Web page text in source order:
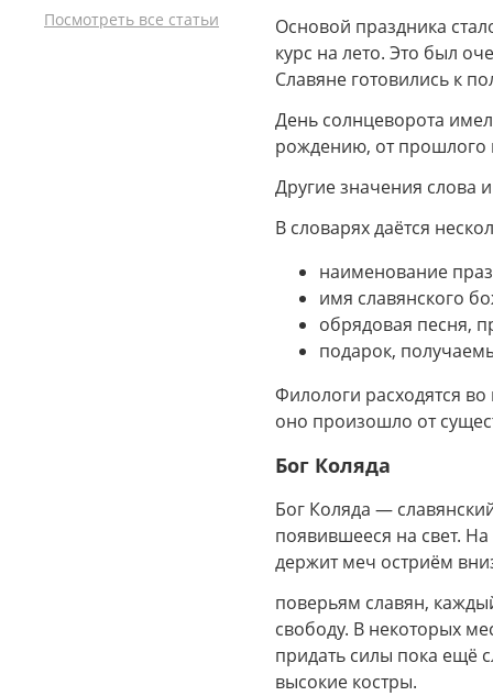
Посмотреть все статьи
Основой праздника
курс на лето. Это был
Славяне готовились к
День солнцеворота
рождению, от прошлого
Другие значения слова
В словарях даётся
наименование
имя славянского
обрядовая песня,
подарок,
Филологи расходятся
оно произошло от
Бог Коляда
Бог Коляда —
появившееся на свет.
держит меч остриём
поверьям славян,
свободу. В некоторых
придать силы пока ещё
высокие костры.